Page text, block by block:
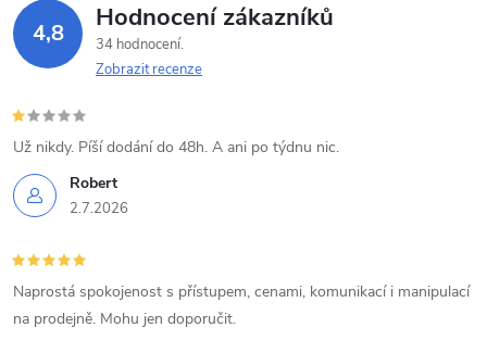
4,8 Hodnocení zákazníků
34 hodnocení
Zobrazit recenze
Robert
2.7.2026
Už nikdy. Píší dodání do 48h. A ani po týdnu nic.
Naprostá spokojenost s přístupem, cenami, komunikací i manipulací
na prodejně. Mohu jen doporučit.